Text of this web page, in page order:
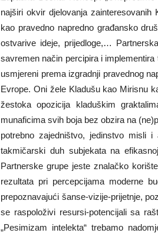
najširi okvir djelovanja zainteresovanih
kao pravedno napredno građansko
ostvarive ideje, prijedloge,…
savremen način percipira i
usmjereni prema izgradnji pravednog
Evrope. Oni žele Kladušu kao Mirisnu
žestoka opozicija kladuškim
munaficima svih boja bez obzira na
potrebno zajedništvo, jedinstvo misli
takmičarski duh subjekata na
Partnerske grupe jeste znalačko
rezultata pri percepcijama moderne
prepoznavajući šanse-vizije-prijetnje,
se raspoloživi resursi-potencijali sa
„Pesimizam intelekta“ trebamo